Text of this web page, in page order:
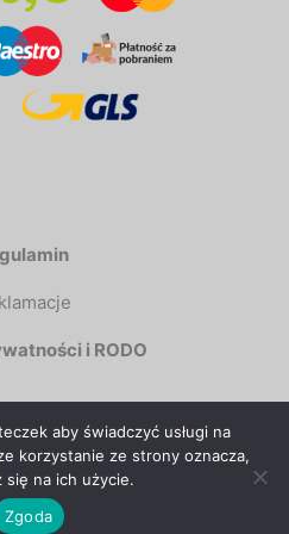
i RODO
Wszystkie
aby świadczyć usługi na
korzystanie ze strony oznacza,
się na ich użycie.
Zgoda